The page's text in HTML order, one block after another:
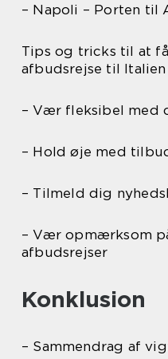
– Napoli – Porten til
Tips og tricks til at
afbudsrejse til Italien
– Vær fleksibel med
– Hold øje med
– Tilmeld dig
– Vær opmærksom
afbudsrejser
Konklusion
– Sammendrag af